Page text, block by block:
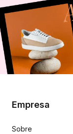
Empresa
Sobre